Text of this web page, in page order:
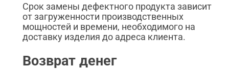
Срок замены дефектного продукта зависит
от загруженности производственных
мощностей и времени, необходимого на
доставку изделия до адреса клиента.
Возврат денег